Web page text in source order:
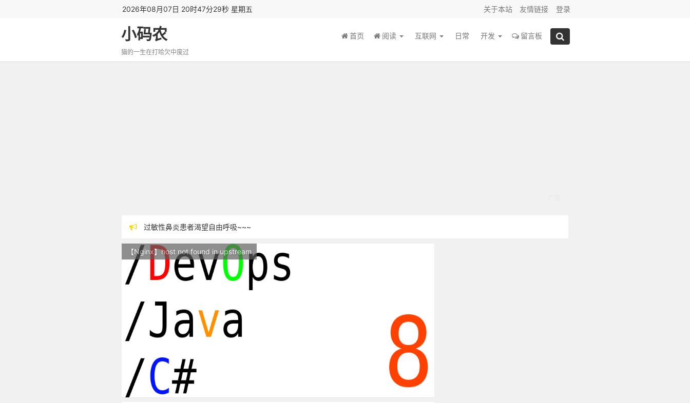
2026年08月07日 20时47分30秒 星期五 关于本站 友情链接 登录
小码农
猫的一生在打哈欠中度过
首页 阅读 互联网 日常 开发 留言板
过敏性鼻炎患者渴望自由呼吸~~~
站点随时调整中，如果不能访问，请稍等片刻
反对日本核废水排海
【Nginx】host not found in upstream